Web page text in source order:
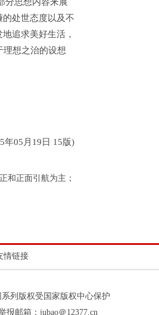
处世态度以及不
追求美好生活，
理想之治的设想
年05月19日 15版)
和正面引航为主；
情链接
列版权受国家版权中心保护
报邮箱：jubao＠12377.cn